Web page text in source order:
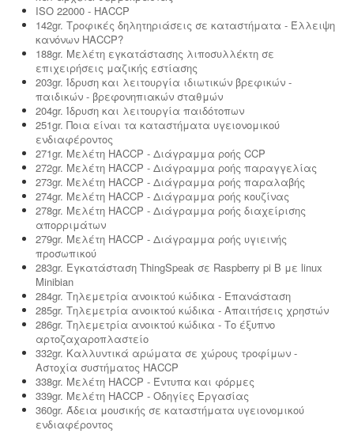
ISO 22000 - HACCP
142gr. Τροφικές δηλητηριάσεις σε καταστήματα - Έλλειψη
κανόνων HACCP?
188gr. Μελέτη εγκατάστασης λιποσυλλέκτη σε
επιχειρήσεις μαζικής εστίασης
203gr. Ίδρυση και λειτουργία ιδιωτικών βρεφικών -
παιδικών - βρεφονηπιακών σταθμών
204gr. Ίδρυση και λειτουργία παιδότοπων
251gr. Ποια είναι τα καταστήματα υγειονομικού
ενδιαφέροντος
271gr. Μελέτη HACCP - Διάγραμμα ροής CCP
272gr. Μελέτη HACCP - Διάγραμμα ροής παραγγελίας
273gr. Μελέτη HACCP - Διάγραμμα ροής παραλαβής
274gr. Μελέτη HACCP - Διάγραμμα ροής κουζίνας
278gr. Μελέτη HACCP - Διάγραμμα ροής διαχείρισης
απορριμάτων
279gr. Μελέτη HACCP - Διάγραμμα ροής υγιεινής
προσωπικού
283gr. Εγκατάσταση ThingSpeak σε Raspberry pi B με linux
Minibian
284gr. Τηλεμετρία ανοικτού κώδικα - Επανάσταση
285gr. Τηλεμετρία ανοικτού κώδικα - Απαιτήσεις χρηστών
286gr. Τηλεμετρία ανοικτού κώδικα - Το έξυπνο
αρτοζαχαροπλαστείο
332gr. Καλλυντικά αρώματα σε χώρους τροφίμων -
Αστοχία συστήματος HACCP
338gr. Μελέτη HACCP - Έντυπα και φόρμες
339gr. Μελέτη HACCP - Οδηγίες Εργασίας
360gr. Άδεια μουσικής σε καταστήματα υγειονομικού
ενδιαφέροντος